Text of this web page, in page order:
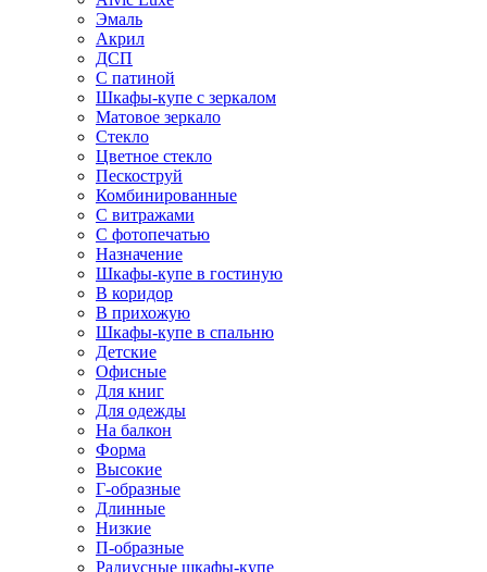
Эмаль
Акрил
ДСП
С патиной
Шкафы-купе с зеркалом
Матовое зеркало
Стекло
Цветное стекло
Пескоструй
Комбинированные
С витражами
С фотопечатью
Назначение
Шкафы-купе в гостиную
В коридор
В прихожую
Шкафы-купе в спальню
Детские
Офисные
Для книг
Для одежды
На балкон
Форма
Высокие
Г-образные
Длинные
Низкие
П-образные
Радиусные шкафы-купе